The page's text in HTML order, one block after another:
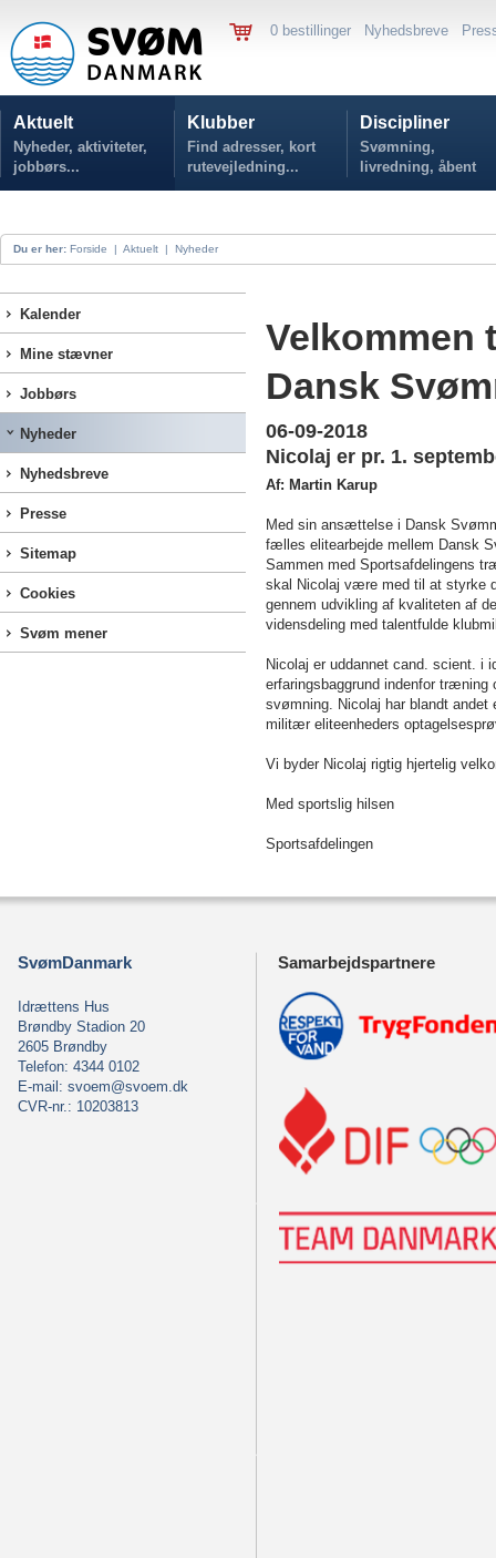
0 bestillinger Nyhedsbreve
Aktuelt
Nyheder, aktiviteter,
jobbørs...
Klubber
Find adresser, kort
rutevejledning...
Discipliner
Svømning,
livredning, åbent
vand...
Du er her: Forside | Aktuelt | Nyheder
Kalender
Mine stævner
Jobbørs
Nyheder
Nyhedsbreve
Presse
Sitemap
Cookies
Svøm mener
Velkommen
Dansk
06-09-2018
Nicolaj er pr. 1.
Af: Martin Karup
Med sin ansættelse i Dansk
fælles elitearbejde mellem Dansk
Sammen med Sportsafdelingens
skal Nicolaj være med til at styrke
gennem udvikling af kvaliteten af
vidensdeling med talentfulde
Nicolaj er uddannet cand. scient. i
erfaringsbaggrund indenfor
svømning. Nicolaj har blandt
militær eliteenheders
Vi byder Nicolaj rigtig hjertelig
Med sportslig hilsen
Sportsafdelingen
SvømDanmark
Idrættens Hus
Brøndby Stadion 20
2605 Brøndby
Telefon: 4344 0102
E-mail: svoem@svoem.dk
CVR-nr.: 10203813
Samarbejdspartnere